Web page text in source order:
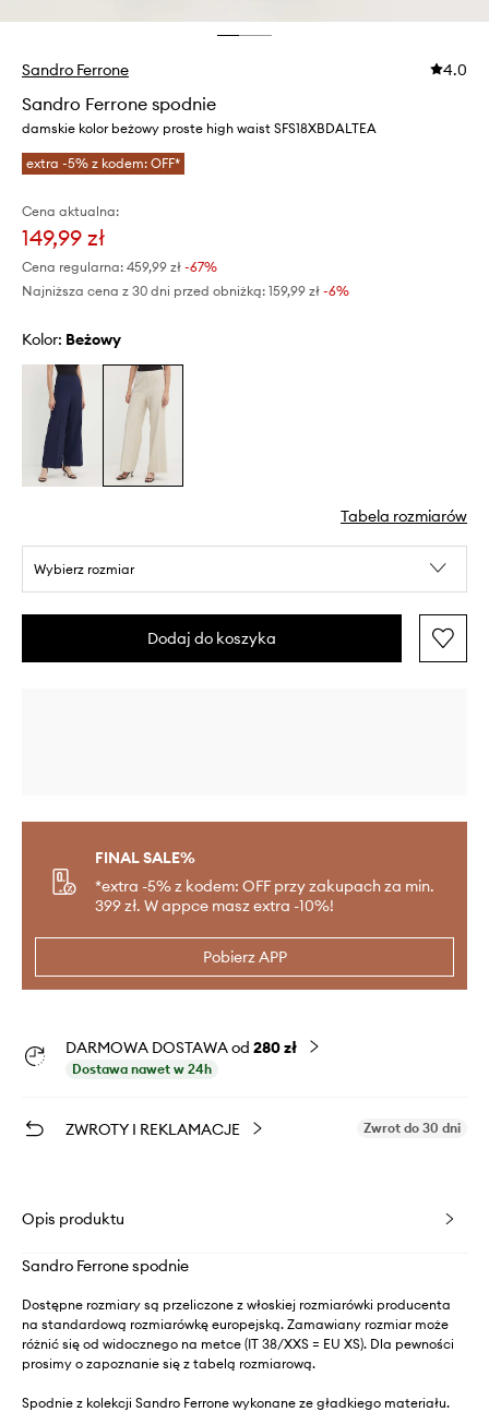
Sandro Ferrone 4.0
Sandro Ferrone spodnie
damskie kolor beżowy proste high waist SFS18XBDALTEA
extra -5% z kodem: OFF*
Cena aktualna:
149,99 zł
Cena regularna: 459,99 zł -67%
Najniższa cena z 30 dni przed obniżką: 159,99 zł -6%
Kolor: beżowy
Tabela rozmiarów
Wybierz rozmiar
Dodaj do koszyka
FINAL SALE%
*extra -5% z kodem: OFF przy zakupach za min.
399 zł. W appce masz extra -10%!
Pobierz APP
DARMOWA DOSTAWA od 280 zł
Dostawa nawet w 24h
ZWROTY I REKLAMACJE Zwrot do 30 dni
Opis produktu
Sandro Ferrone spodnie
Dostępne rozmiary są przeliczone z włoskiej rozmiarówki producenta
na standardową rozmiarówkę europejską. Zamawiany rozmiar może
różnić się od widocznego na metce (IT 38/XXS = EU XS). Dla pewności
prosimy o zapoznanie się z tabelą rozmiarową.
Spodnie z kolekcji Sandro Ferrone wykonane ze gładkiego materiału.